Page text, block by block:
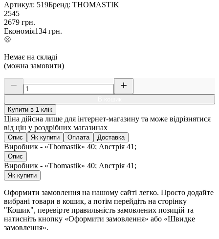
Артикул: 519Бренд: THOMASTIK
2545
2679 грн.
Економія134 грн.
Немає на складі
(можна замовити)
Купити в 1 клік
Ціна дійсна лише для інтернет-магазину та може відрізнятися
від цін у роздрібних магазинах
Опис Як купити Оплата Доставка
Виробник - «Thomastik» 40; Австрія 41;
Опис
Виробник - «Thomastik» 40; Австрія 41;
Як купити
Оформити замовлення на нашому сайті легко. Просто додайте
вибрані товари в кошик, а потім перейдіть на сторінку
"Кошик", перевірте правильність замовлених позицій та
натисніть кнопку «Оформити замовлення» або «Швидке
замовлення».